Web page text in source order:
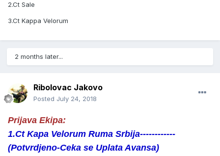
2.Ct Sale
3.Ct Kappa Velorum
2 months later...
Ribolovac Jakovo
Posted July 24, 2018
Prijava Ekipa:
1.Ct Kapa Velorum Ruma Srbija------------
(Potvrdjeno-Ceka se Uplata Avansa)